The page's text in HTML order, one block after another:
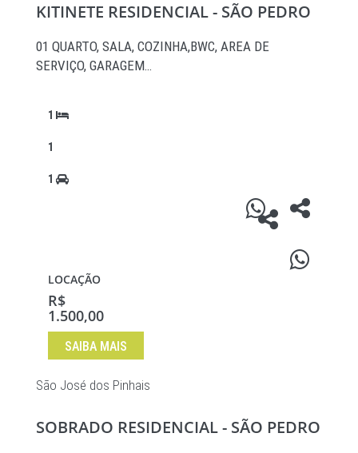
KITINETE RESIDENCIAL - SÃO PEDRO
01 QUARTO, SALA, COZINHA,BWC, AREA DE
SERVIÇO, GARAGEM…
1
1
1
LOCAÇÃO
R$
1.500,00
SAIBA MAIS
São José dos Pinhais
SOBRADO RESIDENCIAL - SÃO PEDRO